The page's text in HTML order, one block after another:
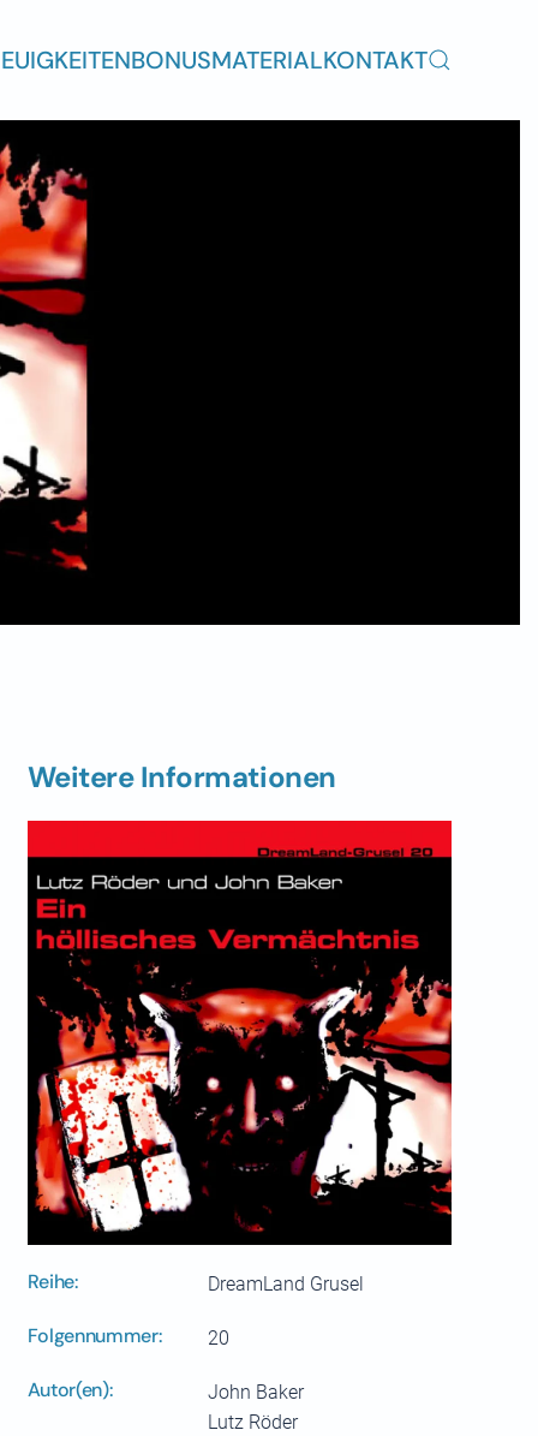
BONUSMATERIALKONTAKT
Weitere Informationen
Reihe: DreamLand Grusel
Folgennummer: 20
Autor(en):
John Baker
Lutz Röder